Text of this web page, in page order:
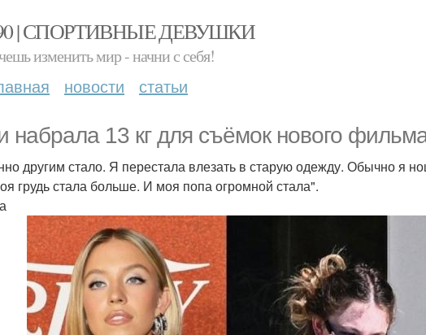
90 | СПОРТИВНЫЕ ДЕВУШКИ
изменить мир - начни с себя!
новости статьи
набрала 13 кг для съёмок нового
другим стало. Я перестала влезать в старую одежду. Обычно я
грудь стала больше. И моя попа огромной стала".